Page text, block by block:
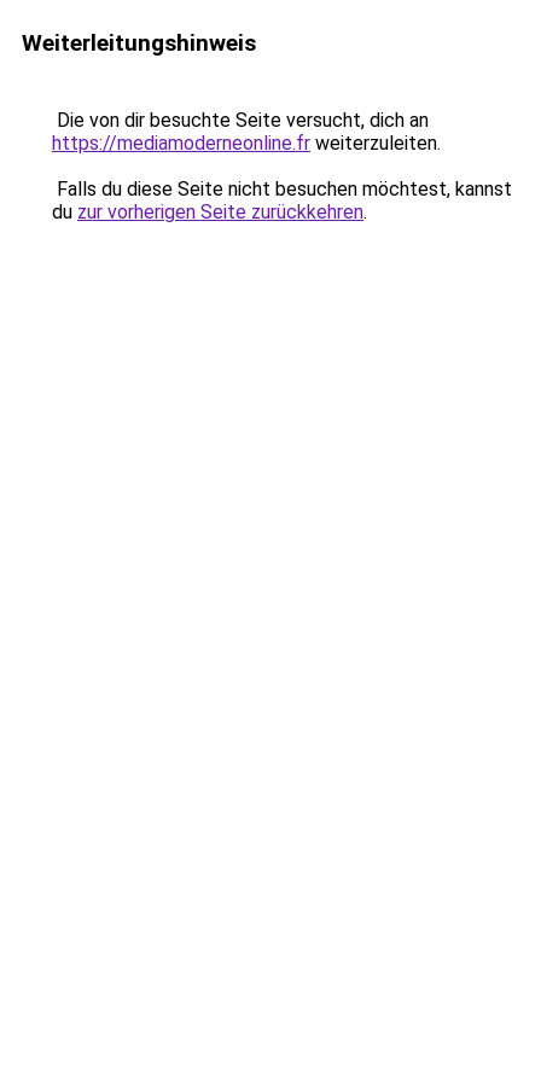
Weiterleitungshinweis
Die von dir besuchte Seite versucht, dich an
https://mediamoderneonline.fr weiterzuleiten.
Falls du diese Seite nicht besuchen möchtest, kannst
du zur vorherigen Seite zurückkehren.